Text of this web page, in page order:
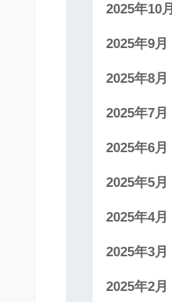
2025年10月
2025年9月
2025年8月
2025年7月
2025年6月
2025年5月
2025年4月
2025年3月
2025年2月